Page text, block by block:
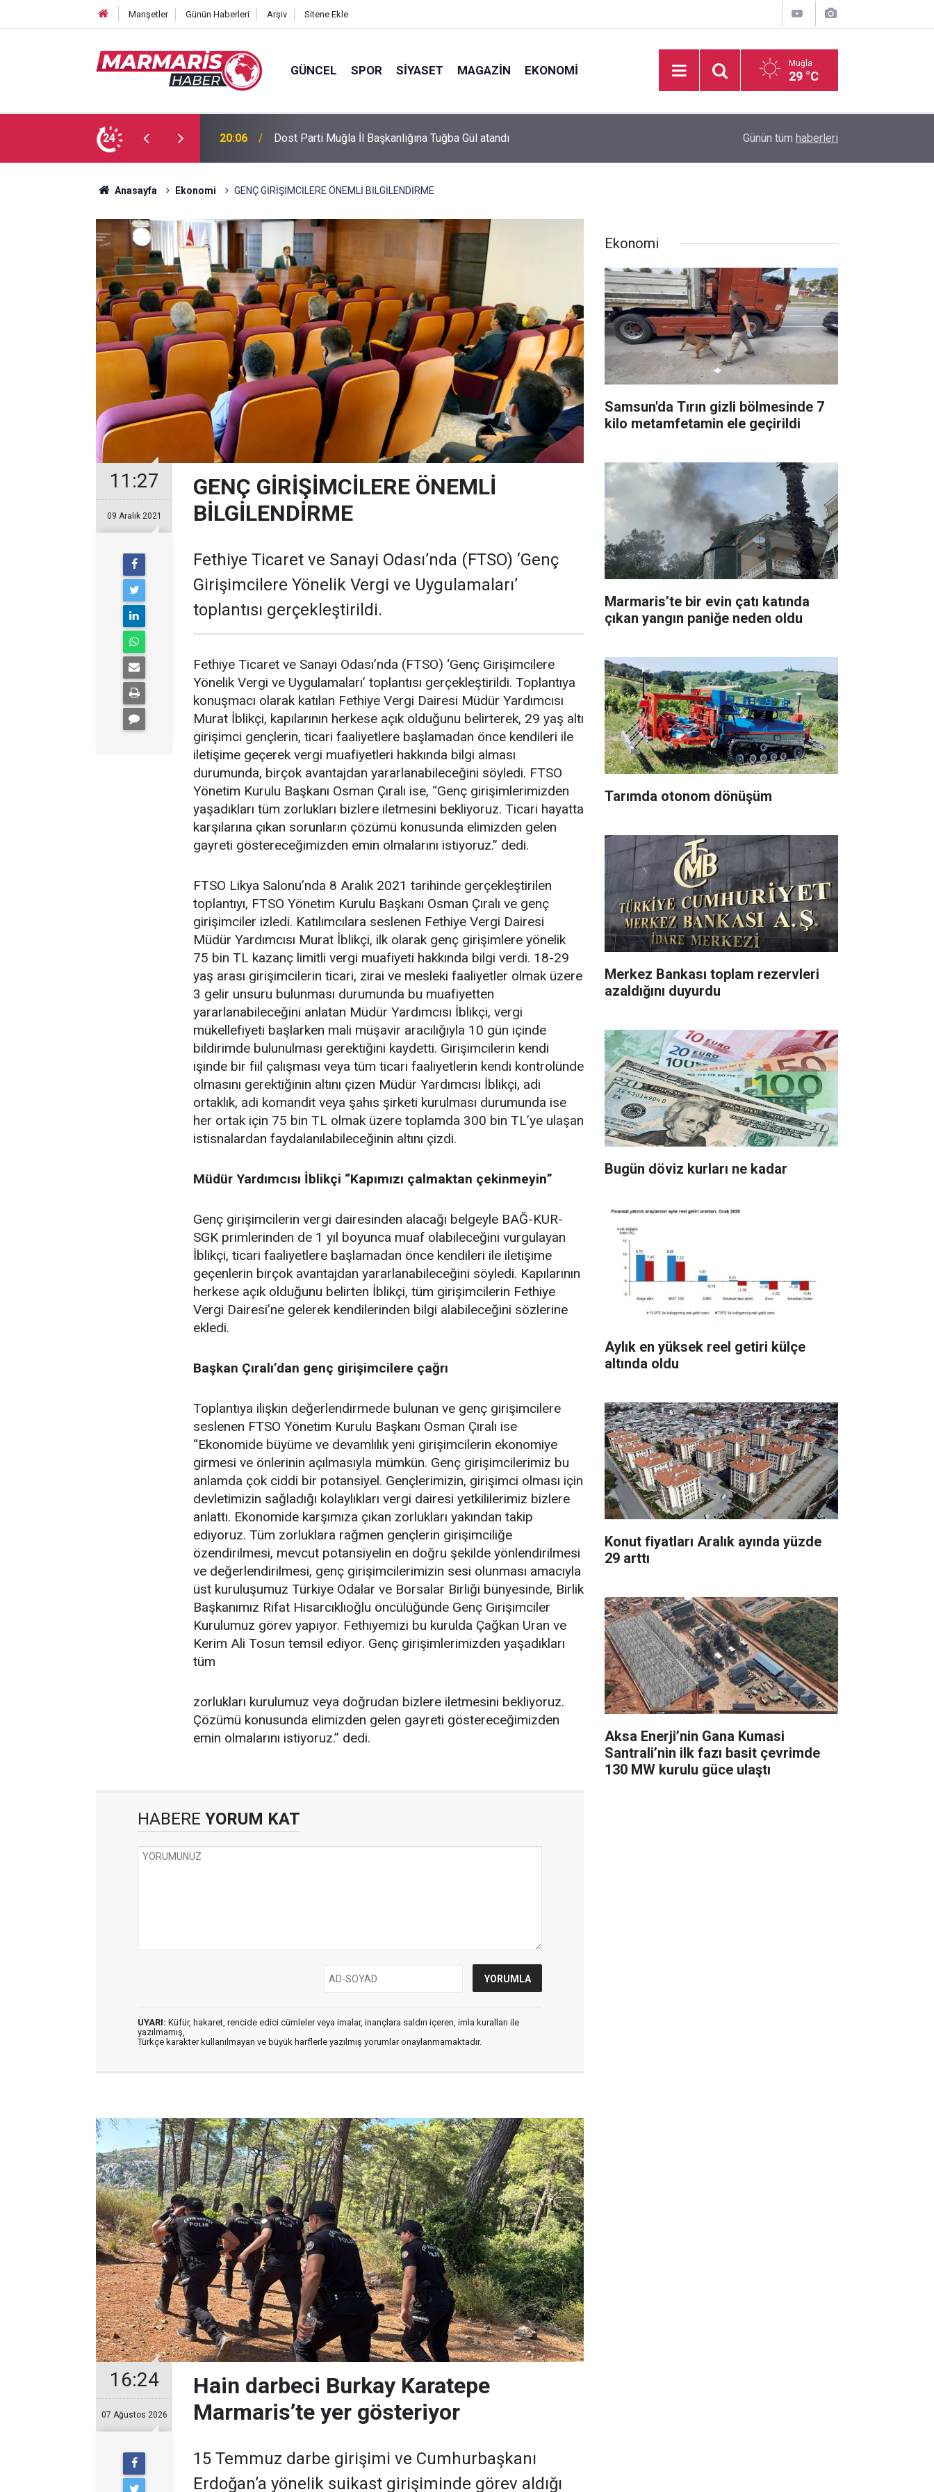
Manşetler Günün Haberleri Arşiv Sitene Ekle
GÜNCEL SPOR SIYASET MAGAZIN EKONOMI Muğla
29 °C
24 16:51 Bursaspor’da 2026-2027 sezonu forma numaraları açıklandı İşitme Engelliler Genç Kız Futsal Milli Takımı,
Günün tüm haberleri
Anasayfa Ekonomi GENÇ GİRİŞİMCİLERE ÖNEMLİ BİLGİLENDİRME
11:27
09 Aralık 2021
GENÇ GİRİŞİMCİLERE ÖNEMLİ
BİLGİLENDİRME
Fethiye Ticaret ve Sanayi Odası’nda (FTSO) ‘Genç
Girişimcilere Yönelik Vergi ve Uygulamaları’
toplantısı gerçekleştirildi.
Fethiye Ticaret ve Sanayi Odası’nda (FTSO) ‘Genç Girişimcilere
Yönelik Vergi ve Uygulamaları’ toplantısı gerçekleştirildi. Toplantıya
konuşmacı olarak katılan Fethiye Vergi Dairesi Müdür Yardımcısı
Murat İblikçi, kapılarının herkese açık olduğunu belirterek, 29 yaş altı
girişimci gençlerin, ticari faaliyetlere başlamadan önce kendileri ile
iletişime geçerek vergi muafiyetleri hakkında bilgi alması
durumunda, birçok avantajdan yararlanabileceğini söyledi. FTSO
Yönetim Kurulu Başkanı Osman Çıralı ise, “Genç girişimlerimizden
yaşadıkları tüm zorlukları bizlere iletmesini bekliyoruz. Ticari hayatta
karşılarına çıkan sorunların çözümü konusunda elimizden gelen
gayreti göstereceğimizden emin olmalarını istiyoruz.” dedi.
FTSO Likya Salonu’nda 8 Aralık 2021 tarihinde gerçekleştirilen
toplantıyı, FTSO Yönetim Kurulu Başkanı Osman Çıralı ve genç
girişimciler izledi. Katılımcılara seslenen Fethiye Vergi Dairesi
Müdür Yardımcısı Murat İblikçi, ilk olarak genç girişimlere yönelik
75 bin TL kazanç limitli vergi muafiyeti hakkında bilgi verdi. 18-29
yaş arası girişimcilerin ticari, zirai ve mesleki faaliyetler olmak üzere
3 gelir unsuru bulunması durumunda bu muafiyetten
yararlanabileceğini anlatan Müdür Yardımcısı İblikçi, vergi
mükellefiyeti başlarken mali müşavir aracılığıyla 10 gün içinde
bildirimde bulunulması gerektiğini kaydetti. Girişimcilerin kendi
işinde bir fiil çalışması veya tüm ticari faaliyetlerin kendi kontrolünde
olmasını gerektiğinin altını çizen Müdür Yardımcısı İblikçi, adi
ortaklık, adi komandit veya şahıs şirketi kurulması durumunda ise
her ortak için 75 bin TL olmak üzere toplamda 300 bin TL’ye ulaşan
istisnalardan faydalanılabileceğinin altını çizdi.
Müdür Yardımcısı İblikçi “Kapımızı çalmaktan çekinmeyin”
Genç girişimcilerin vergi dairesinden alacağı belgeyle BAĞ-KUR-
SGK primlerinden de 1 yıl boyunca muaf olabileceğini vurgulayan
İblikçi, ticari faaliyetlere başlamadan önce kendileri ile iletişime
geçenlerin birçok avantajdan yararlanabileceğini söyledi. Kapılarının
herkese açık olduğunu belirten İblikçi, tüm girişimcilerin Fethiye
Vergi Dairesi’ne gelerek kendilerinden bilgi alabileceğini sözlerine
ekledi.
Başkan Çıralı’dan genç girişimcilere çağrı
Toplantıya ilişkin değerlendirmede bulunan ve genç girişimcilere
seslenen FTSO Yönetim Kurulu Başkanı Osman Çıralı ise
“Ekonomide büyüme ve devamlılık yeni girişimcilerin ekonomiye
girmesi ve önlerinin açılmasıyla mümkün. Genç girişimcilerimiz bu
anlamda çok ciddi bir potansiyel. Gençlerimizin, girişimci olması için
devletimizin sağladığı kolaylıkları vergi dairesi yetkililerimiz bizlere
anlattı. Ekonomide karşımıza çıkan zorlukları yakından takip
ediyoruz. Tüm zorluklara rağmen gençlerin girişimciliğe
özendirilmesi, mevcut potansiyelin en doğru şekilde yönlendirilmesi
ve değerlendirilmesi, genç girişimcilerimizin sesi olunması amacıyla
üst kuruluşumuz Türkiye Odalar ve Borsalar Birliği bünyesinde, Birlik
Başkanımız Rifat Hisarcıklıoğlu öncülüğünde Genç Girişimciler
Kurulumuz görev yapıyor. Fethiyemizi bu kurulda Çağkan Uran ve
Kerim Ali Tosun temsil ediyor. Genç girişimlerimizden yaşadıkları
tüm
zorlukları kurulumuz veya doğrudan bizlere iletmesini bekliyoruz.
Çözümü konusunda elimizden gelen gayreti göstereceğimizden
emin olmalarını istiyoruz.” dedi.
HABERE YORUM KAT
UYARI: Küfür, hakaret, rencide edici cümleler veya imalar, inançlara saldırı içeren, imla kuralları ile
yazılmamış,
Türkçe karakter kullanılmayan ve büyük harflerle yazılmış yorumlar onaylanmamaktadır.
16:24
07 Ağustos 2026
Hain darbeci Burkay Karatepe
Marmaris’te yer gösteriyor
15 Temmuz darbe girişimi ve Cumhurbaşkanı
Erdoğan’a yönelik suikast girişiminde görev aldığı
Ekonomi
Samsun'da Tırın gizli bölmesinde 7
kilo metamfetamin ele geçirildi
Marmaris’te bir evin çatı katında
çıkan yangın paniğe neden oldu
Tarımda otonom dönüşüm
Merkez Bankası toplam rezervleri
azaldığını duyurdu
Bugün döviz kurları ne kadar
Aylık en yüksek reel getiri külçe
altında oldu
Konut fiyatları Aralık ayında yüzde
29 arttı
Aksa Enerji’nin Gana Kumasi
Santrali’nin ilk fazı basit çevrimde
130 MW kurulu güce ulaştı